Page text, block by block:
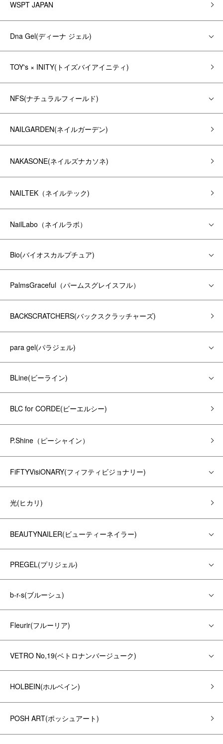
WSPT JAPAN
Dna Gel(ディーナ ジェル)
TOY's × INITY(トイズバイアイニティ)
NFS(ナチュラルフィールド)
NAILGARDEN(ネイルガーデン)
NAKASONE(ネイルズナカソネ)
NAILTEK（ネイルテック)
NailLabo（ネイルラボ）
Bio(バイオスカルプチュア)
PalmsGraceful（パームスグレイスフル）
BACKSCRATCHERS(バックスクラッチャーズ)
para gel(パラジェル)
BLine(ビーライン)
BLC for CORDE(ビーエルシー)
P.Shine（ピーシャイン）
FiFTYVisiONARY(フィフティビジョナリー)
光(ヒカリ)
BEAUTYNAILER(ビューティーネイラー)
PREGEL(プリジェル)
b-r-s(ブルーシュ)
Fleurir(フルーリア)
VETRO No,19(ベトロナンバージューク)
HOLBEIN(ホルベイン)
POSH ART(ポッシュアート)